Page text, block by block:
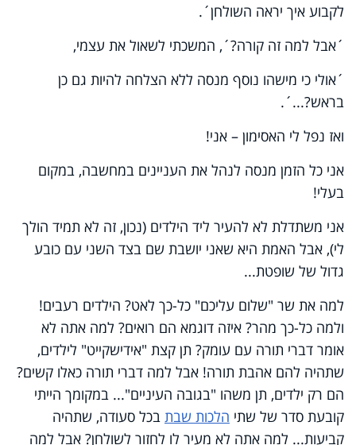
לקבוע איך יראה השולחן´.
´אבל למה זה קורה?´, המשכתי לשאול את עצמי,
´אולי כי מישהו נוסף מנסה ללא הצלחה להיות גם כן
בראש?...´.
ואז נפל לי האסימון – אני!
אני כל הזמן מנסה לנהל את העניינים במחשבה, במקום
בעלי!
אני משתדלת לא להעיר ליד הילדים (נכון, זה לא תמיד הולך
לי), אבל האמת היא שאני יושבת שם בצד השני עם כובע
גדול של שופטת...
למה את שר "שלום עליכם" כל-כך לאט? הילדים רעבים!
ולמה כל-כך מהר? איזה דוגמא הם רואים? למה אתה לא
אומר דברי תורה עם עומק? תן קצת "אידישקייט" לילדים,
שתהיה להם אהבת תורה! אבל למה דברי תורה כאלו קשים?
הם רק ילדים, תן משהו "בגובה העיניים"... במקומך הייתי
קובעת סדר של שתי הלכות שבת בכל סעודה, שתהיה
קביעות... למה אתה לא מעיר לו לחזור לשולחן? אבל למה